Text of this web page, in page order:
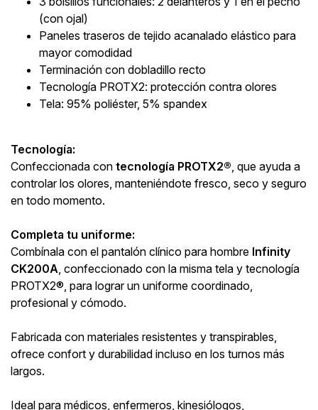
(con ojal)
Paneles traseros de tejido acanalado elástico para
mayor comodidad
Terminación con dobladillo recto
Tecnología PROTX2: protección contra olores
Tela: 95% poliéster, 5% spandex
Tecnología:
Confeccionada con tecnología PROTX2® , que ayuda a
controlar los olores, manteniéndote fresco, seco y seguro
en todo momento.
Completa tu uniforme:
Combínala con el pantalón clínico para hombre Infinity
CK200A , confeccionado con la misma tela y tecnología
PROTX2®, para lograr un uniforme coordinado,
profesional y cómodo.
Fabricada con materiales resistentes y transpirables,
ofrece confort y durabilidad incluso en los turnos más
largos.
Ideal para médicos, enfermeros, kinesiólogos,